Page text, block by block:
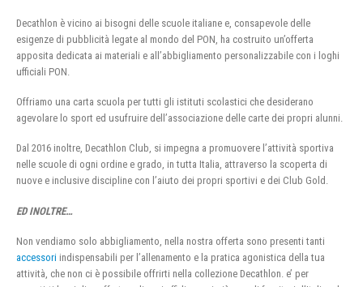
Decathlon è vicino ai bisogni delle scuole italiane e, consapevole delle
esigenze di pubblicità legate al mondo del PON, ha costruito un’offerta
apposita dedicata ai materiali e all’abbigliamento personalizzabile con i loghi
ufficiali PON.
Offriamo una carta scuola per tutti gli istituti scolastici che desiderano
agevolare lo sport ed usufruire dell’associazione delle carte dei propri alunni.
Dal 2016 inoltre, Decathlon Club, si impegna a promuovere l’attività sportiva
nelle scuole di ogni ordine e grado, in tutta Italia, attraverso la scoperta di
nuove e inclusive discipline con l’aiuto dei propri sportivi e dei Club Gold.
ED INOLTRE…
Non vendiamo solo abbigliamento, nella nostra offerta sono presenti tanti
accessori indispensabili per l’allenamento e la pratica agonistica della tua
attività, che non ci è possibile offrirti nella collezione Decathlon. e’ per